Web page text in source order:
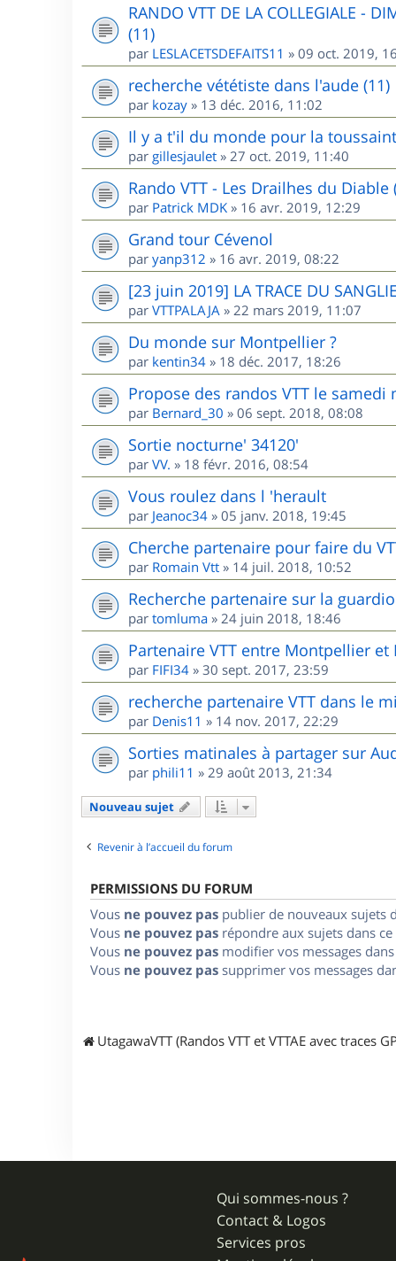
RANDO VTT DE LA COLLEGIALE -
(11)
par LESLACETSDEFAITS11 » 09 oct. 2019,
recherche vététiste dans l'aude (11)
par kozay » 13 déc. 2016, 11:02
Il y a t'il du monde pour la
par gillesjaulet » 27 oct. 2019, 11:40
Rando VTT - Les Drailhes du Diable
par Patrick MDK » 16 avr. 2019, 12:29
Grand tour Cévenol
par yanp312 » 16 avr. 2019, 08:22
[23 juin 2019] LA TRACE DU
par VTTPALAJA » 22 mars 2019, 11:07
Du monde sur Montpellier ?
par kentin34 » 18 déc. 2017, 18:26
Propose des randos VTT le
par Bernard_30 » 06 sept. 2018, 08:08
Sortie nocturne' 34120'
par VV. » 18 févr. 2016, 08:54
Vous roulez dans l 'herault
par Jeanoc34 » 05 janv. 2018, 19:45
Cherche partenaire pour faire du
par Romain Vtt » 14 juil. 2018, 10:52
Recherche partenaire sur la
par tomluma » 24 juin 2018, 18:46
Partenaire VTT entre Montpellier et
par FIFI34 » 30 sept. 2017, 23:59
recherche partenaire VTT dans le
par Denis11 » 14 nov. 2017, 22:29
Sorties matinales à partager sur
par phili11 » 29 août 2013, 21:34
Nouveau sujet
Revenir à l’accueil du forum
PERMISSIONS DU FORUM
Vous ne pouvez pas publier de nouveaux sujets
Vous ne pouvez pas répondre aux sujets dans
Vous ne pouvez pas modifier vos messages
Vous ne pouvez pas supprimer vos messages
UtagawaVTT (Randos VTT et VTTAE avec traces
Qui sommes-nous ?
Contact & Logos
Services pros